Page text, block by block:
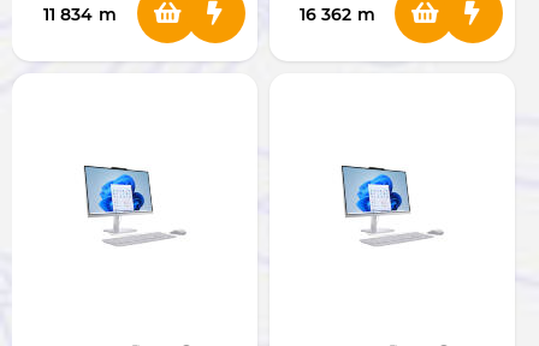
11 834 m
16 362 m